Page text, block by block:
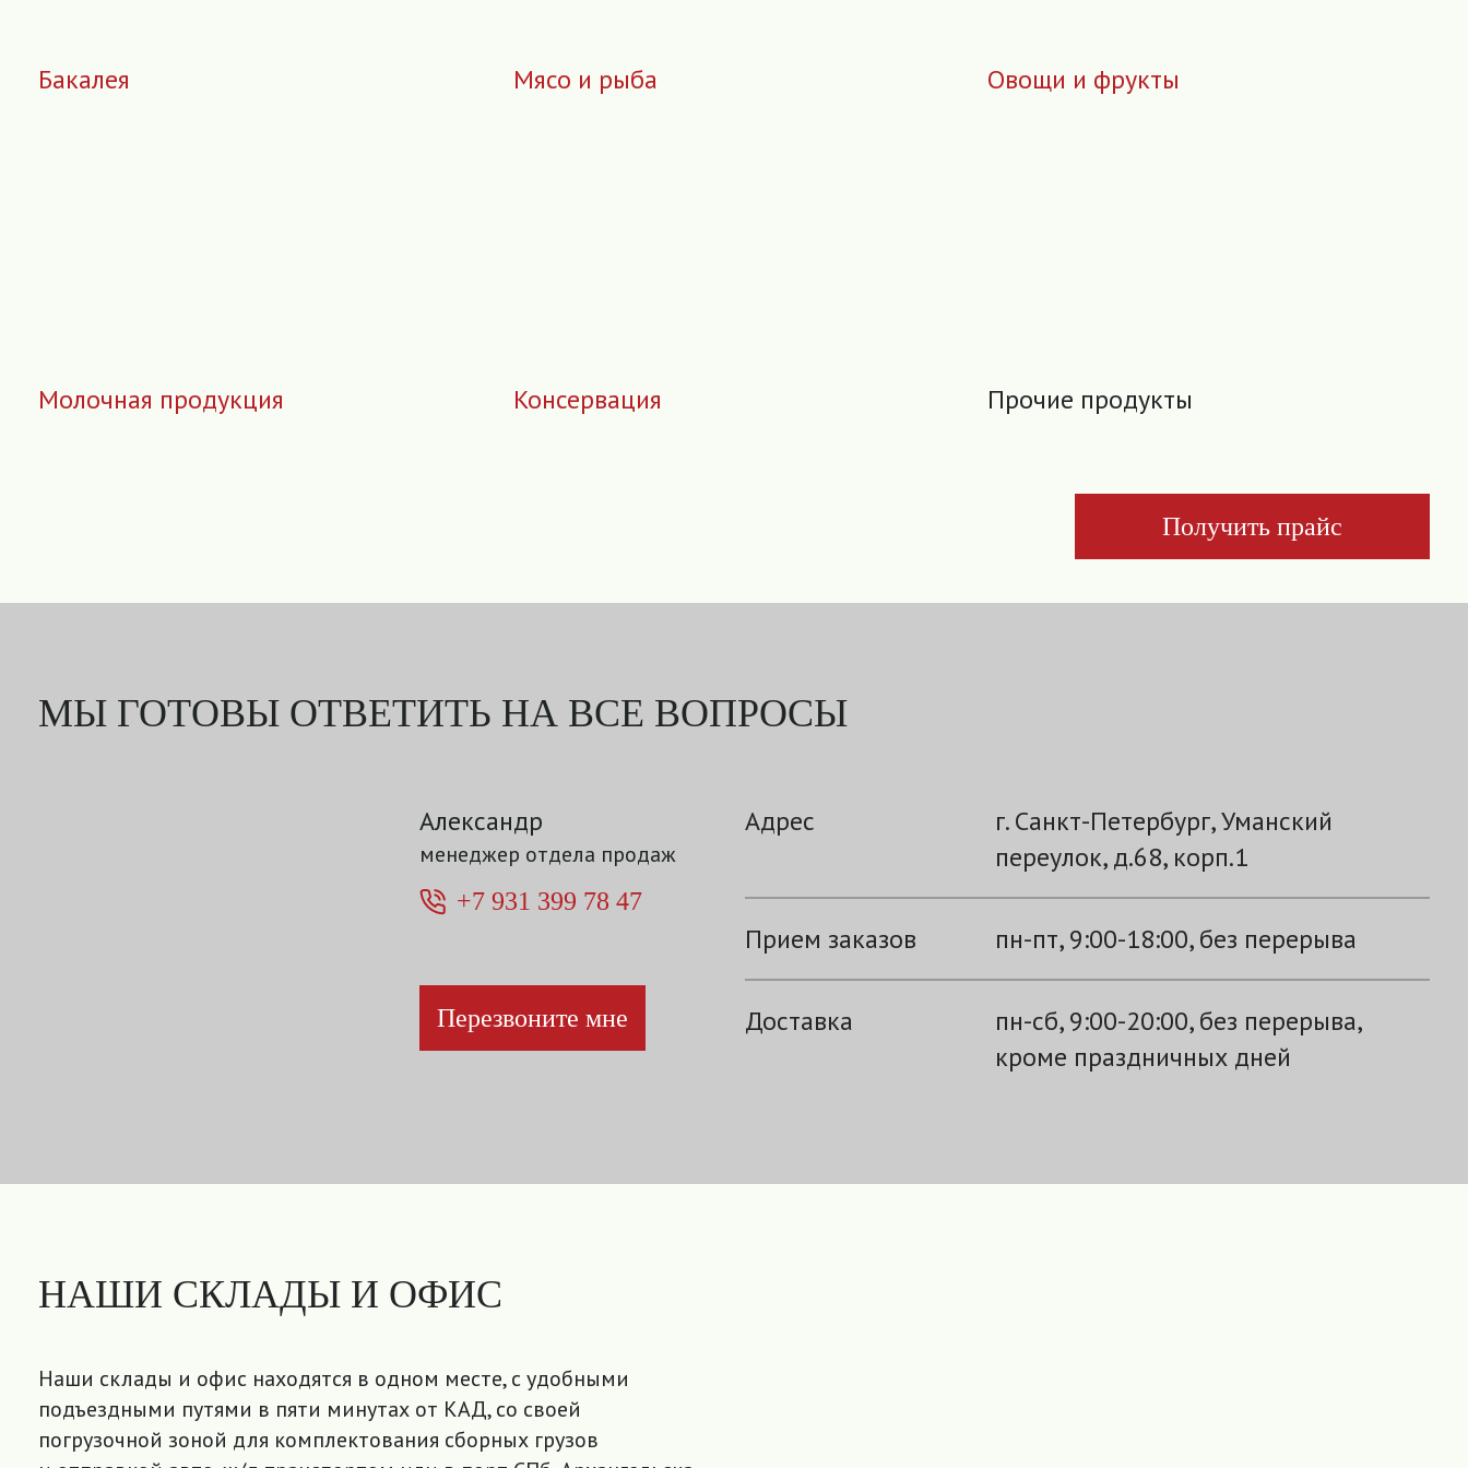
Бакалея Мясо и рыба Овощи и фрукты
Молочная продукция Консервация Прочие продукты
Получить прайс
МЫ ГОТОВЫ ОТВЕТИТЬ НА ВСЕ ВОПРОСЫ
Александр
менеджер отдела продаж
+7 931 399 78 47
Перезвоните мне
Адрес
г. Санкт-Петербург, Уманский
переулок, д.68, корп.1
Прием заказов пн-пт, 9:00-18:00, без перерыва
Доставка
пн-сб, 9:00-20:00, без перерыва,
кроме праздничных дней
НАШИ СКЛАДЫ И ОФИС
Наши склады и офис находятся в одном месте, с удобными
подъездными путями в пяти минутах от КАД, со своей
погрузочной зоной для комплектования сборных грузов